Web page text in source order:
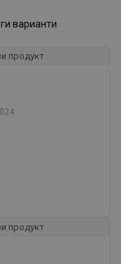
варианти
продукт
продукт